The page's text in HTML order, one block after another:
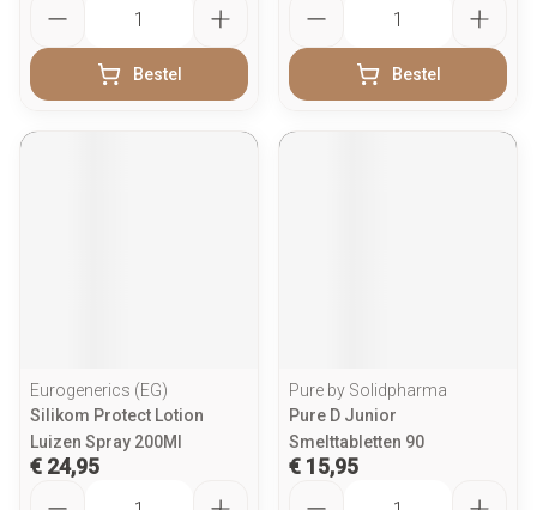
Bestel Bestel
Eurogenerics (EG)
Silikom Protect Lotion
Luizen Spray 200Ml
€ 24,95
Pure by Solidpharma
Pure D Junior
Smelttabletten 90
€ 15,95